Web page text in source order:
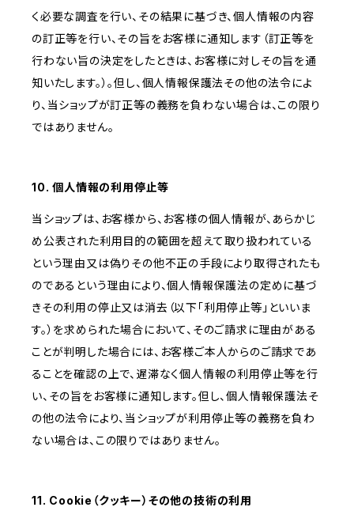
く必要な調査を行い、その結果に基づき、個人情報の内容
の訂正等を行い、その旨をお客様に通知します（訂正等を
行わない旨の決定をしたときは、お客様に対しその旨を通
知いたします。）。但し、個人情報保護法その他の法令によ
り、当ショップが訂正等の義務を負わない場合は、この限り
ではありません。
10. 個人情報の利用停止等
当ショップは、お客様から、お客様の個人情報が、あらかじ
め公表された利用目的の範囲を超えて取り扱われている
という理由又は偽りその他不正の手段により取得されたも
のであるという理由により、個人情報保護法の定めに基づ
きその利用の停止又は消去（以下「利用停止等」といいま
す。）を求められた場合において、そのご請求に理由がある
ことが判明した場合には、お客様ご本人からのご請求であ
ることを確認の上で、遅滞なく個人情報の利用停止等を行
い、その旨をお客様に通知します。但し、個人情報保護法そ
の他の法令により、当ショップが利用停止等の義務を負わ
ない場合は、この限りではありません。
11. Cookie（クッキー）その他の技術の利用